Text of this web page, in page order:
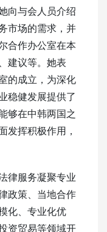
向与会人员介绍
市场的需求，并
合作办公室在本
建议等。她表
的成立，为深化
稳健发展提供了
够在中韩两国之
发挥积极作用，
律服务凝聚专业
政策、当地合作
化、专业化优
资贸易等领域开